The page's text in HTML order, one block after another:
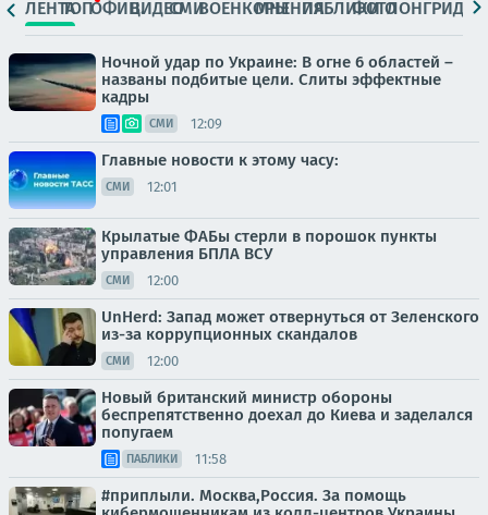
ЛЕНТАТОПОФИЦ.ВИДЕОСМИВОЕНКОРЫМНЕНИЯПАБЛИКИ
ФОТОЛОНГРИДЫ
Ночной удар по Украине: В огне 6 областей –
названы подбитые цели. Слиты эффектные
кадры
СМИ 12:09
Главные новости к этому часу:
СМИ 12:01
Крылатые ФАБы стерли в порошок пункты
управления БПЛА ВСУ
СМИ 12:00
UnHerd: Запад может отвернуться от Зеленского
из-за коррупционных скандалов
СМИ 12:00
Новый британский министр обороны
беспрепятственно доехал до Киева и заделался
попугаем
ПАБЛИКИ 11:58
#приплыли. Москва,Россия. За помощь